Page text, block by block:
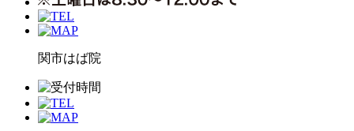
関市はば院